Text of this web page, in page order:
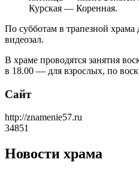
Курская — Коренная.
По субботам в трапезной
видеозал.
В храме проводятся занятия
в 18.00 — для взрослых, по
Сайт
http://znamenie57.ru
34851
Новости храма